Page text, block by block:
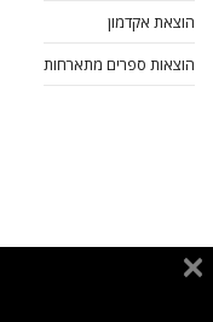
הוצאת אקדמון
הוצאות ספרים מתארחות